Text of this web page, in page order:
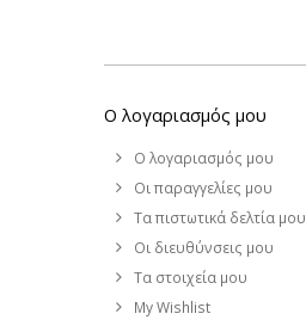
Ο λογαριασμός μου
Ο λογαριασμός μου
Οι παραγγελίες μου
Τα πιστωτικά δελτία μου
Οι διευθύνσεις μου
Τα στοιχεία μου
My Wishlist